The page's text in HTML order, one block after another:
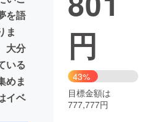
活性化
Good
CAMPFIRE Creation
税
コミュニティ
を語
ま
大分
いる
めま
イベ
円
43%
目標金額は
777,777円